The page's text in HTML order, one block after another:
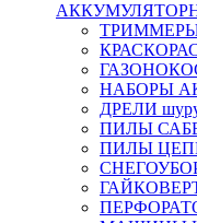
НАБОРЫ
ДРЕЛИ
ПИЛЫ
ПИЛЫ